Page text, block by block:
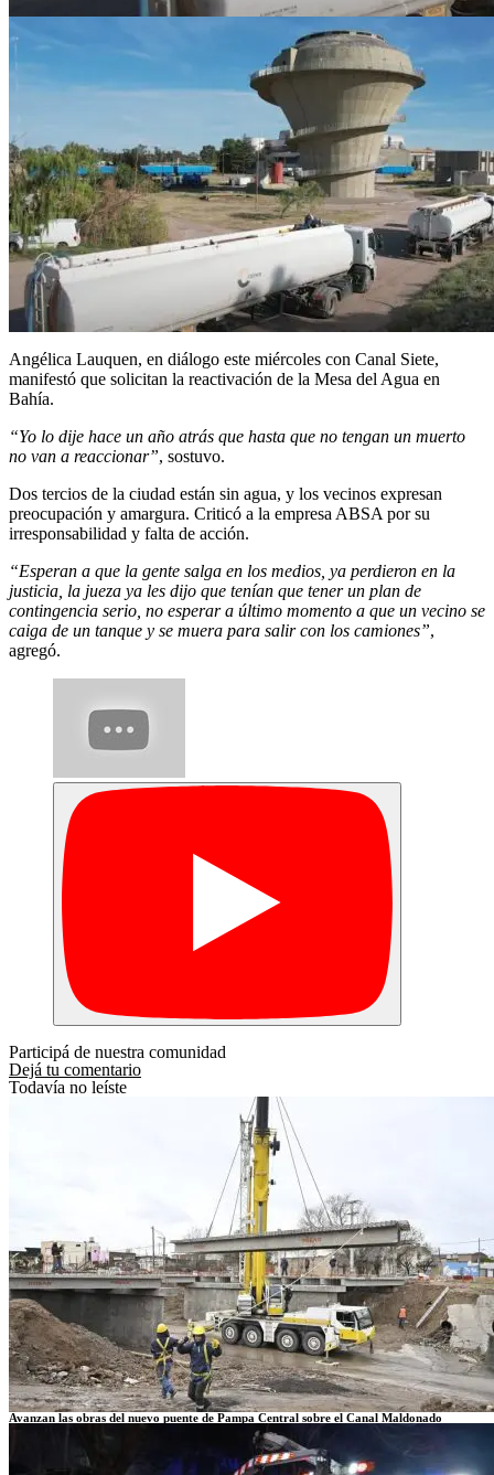
Angélica Lauquen, en diálogo este miércoles con Canal Siete,
manifestó que solicitan la reactivación de la Mesa del Agua en
Bahía.
“Yo lo dije hace un año atrás que hasta que no tengan un muerto
no van a reaccionar”, sostuvo.
Dos tercios de la ciudad están sin agua, y los vecinos expresan
preocupación y amargura. Criticó a la empresa ABSA por su
irresponsabilidad y falta de acción.
“Esperan a que la gente salga en los medios, ya perdieron en la
justicia, la jueza ya les dijo que tenían que tener un plan de
contingencia serio, no esperar a último momento a que un vecino se
caiga de un tanque y se muera para salir con los camiones”,
agregó.
Participá de nuestra comunidad
Dejá tu comentario
Todavía no leíste
Avanzan las obras del nuevo puente de Pampa Central sobre el Canal Maldonado